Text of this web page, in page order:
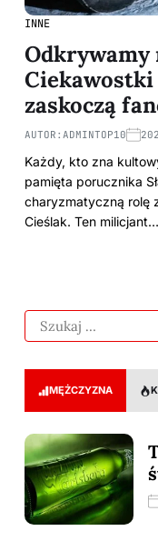
INNE
Odkrywamy
Ciekawostki
zaskoczą
AUTOR: ADMINTOP10
Każdy, kto zna
pamięta porucznika
charyzmatyczną rolę
Cieślak. Ten milicjant…
MĘŻCZYZNA